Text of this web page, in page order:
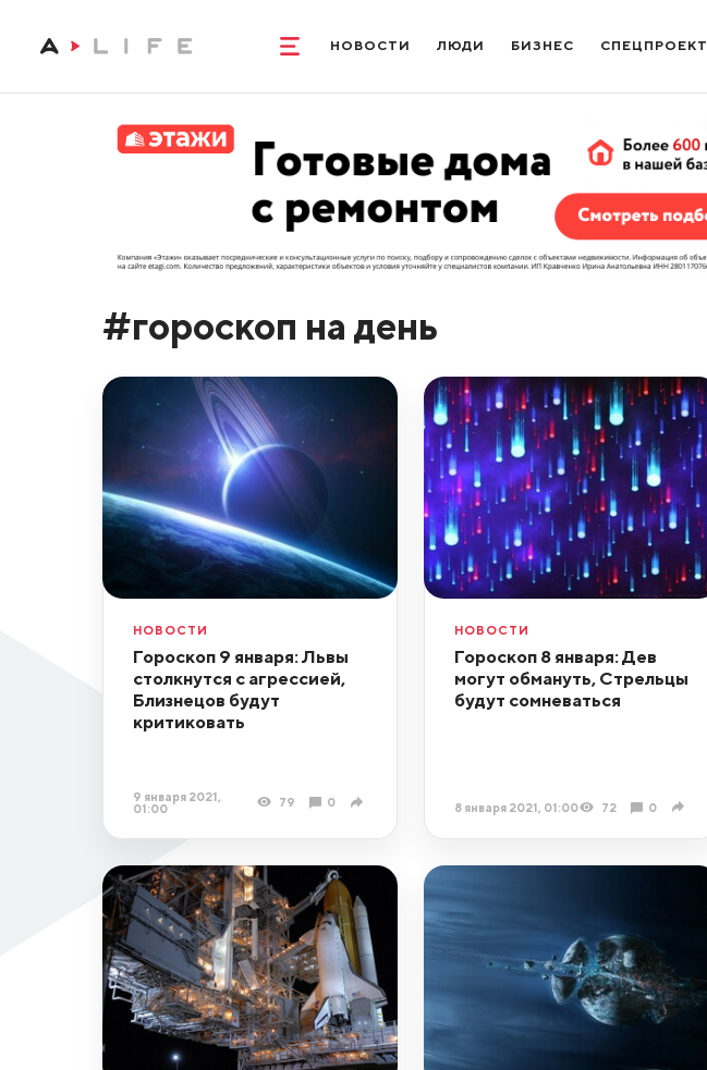
НОВОСТИ ЛЮДИ БИЗНЕС СПЕЦПРОЕКТ
#гороскоп на день
НОВОСТИ
Гороскоп 9 января: Львы
столкнутся с агрессией,
Близнецов будут
критиковать
9 января 2021,
01:00
79 0
НОВОСТИ
Гороскоп 8 января: Дев
могут обмануть, Стрельцы
будут сомневаться
8 января 2021, 01:00 72 0